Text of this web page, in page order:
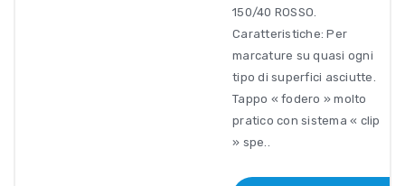
150/40 ROSSO.
Caratteristiche: Per
marcature su quasi ogni
tipo di superfici asciutte.
Tappo « fodero » molto
pratico con sistema « clip
» spe..